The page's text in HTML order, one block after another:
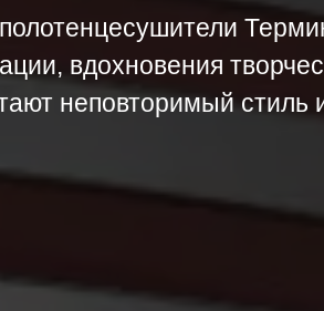
вдохновения
неповторимый стиль